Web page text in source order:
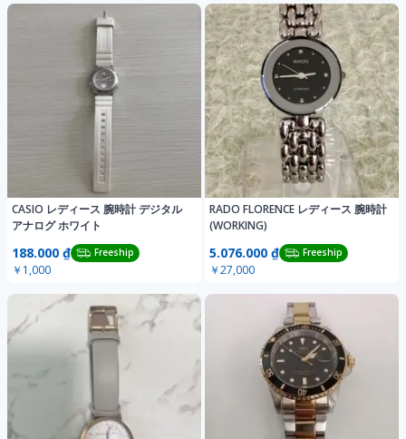
CASIO レディース 腕時計 デジタル
アナログ ホワイト
188.000 ₫ Freeship
￥1,000
RADO FLORENCE レディース 腕時計
(WORKING)
5.076.000 ₫ Freeship
￥27,000